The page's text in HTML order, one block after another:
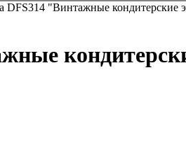
DFS314 "Винтажные кондитерские